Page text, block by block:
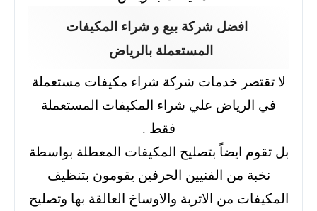
افضل شركة بيع و شراء المكيفات
المستعملة بالرياض
لا تقتصر خدمات شركة شراء مكيفات مستعملة
في الرياض علي شراء المكيفات المستعملة
فقط .
بل تقوم ايضاً بتصليح المكيفات المعطلة بواسطة
نخبة من الفنيين الحرفين يقومون بتنظيف
المكيفات من الاتربة والاوساخ العالقة بها وتصليح